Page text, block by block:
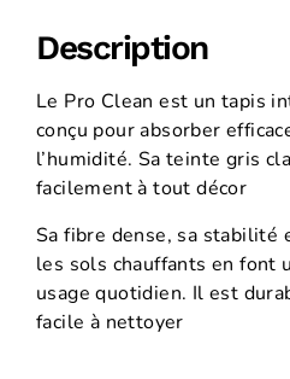
Description
Le Pro Clean est un tapis
conçu pour absorber
l’humidité. Sa teinte gris
facilement à tout décor
Sa fibre dense, sa stabilité
les sols chauffants en font
usage quotidien. Il est
facile à nettoyer